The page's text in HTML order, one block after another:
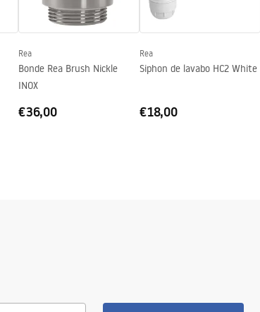
Rea
Bonde Rea Brush Nickle
INOX
€36,00
Rea
Siphon de lavabo HC2 White
€18,00